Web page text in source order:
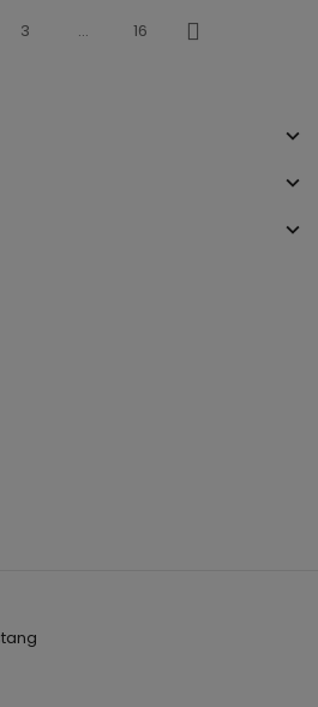
3 … 16
Suivant